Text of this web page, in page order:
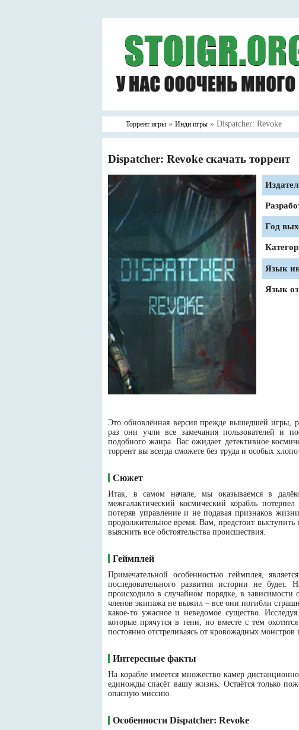
Торрент игры » Инди игры » Dispatcher: Revoke
Dispatcher: Revoke скачать торрент
Год
Язык
Язык
Это обновлённая версия прежде вышедшей игры,
раз они учли все замечания пользователей и
подобного жанра. Вас ожидает детективное
торрент вы всегда сможете без труда и особых
Сюжет
Итак, в самом начале, мы оказываемся в
межгалактический космический корабль
потеряв управление и не подавая признаков
продолжительное время. Вам, предстоит выступить
выяснить все обстоятельства происшествия.
Геймплей
Примечательной особенностью геймплея,
последовательного развития истории не
происходило в случайном порядке, в
членов экипажа не выжил – все они погибли
какое-то ужасное и неведомое существо.
которые прячутся в тени, но вместе с тем
постоянно отстреливаясь от кровожадных
Интересные факты
На корабле имеется множество камер
единожды спасёт вашу жизнь. Остаётся только
опасную миссию.
Особенности Dispatcher: Revoke